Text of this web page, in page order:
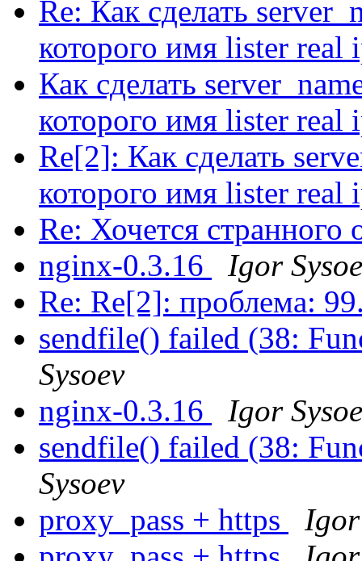
Re: Как сделать
которого имя lister real
Как сделать
которого имя lister real
Re[2]: Как сделать
которого имя lister real
Re: Хочется
nginx-0.3.16
Igor
Re: Re[2]: проблема:
sendfile() failed (38:
Sysoev
nginx-0.3.16
Igor
sendfile() failed (38:
Sysoev
proxy_pass + https
Igor